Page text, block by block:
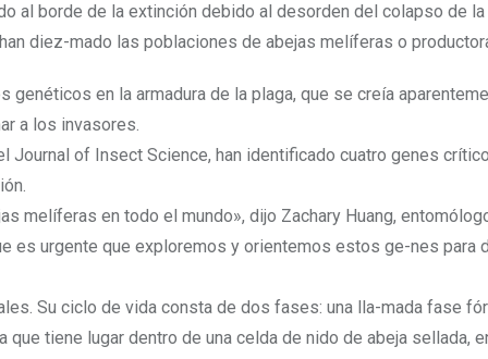
al borde de la extinción debido al desorden del colapso de la
diez-mado las poblaciones de abejas melíferas o
en la armadura de la plaga, que se creía
a los invasores.
of Insect Science, han identificado cuatro genes
melíferas en todo el mundo», dijo Zachary Huang,
es urgente que exploremos y orientemos estos ge-nes para
Su ciclo de vida consta de dos fases: una lla-mada fase
tiene lugar dentro de una celda de nido de abeja sellada,